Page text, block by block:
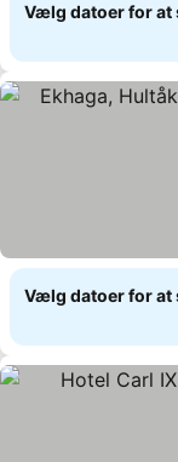
Vælg datoer for at
Vælg datoer for at